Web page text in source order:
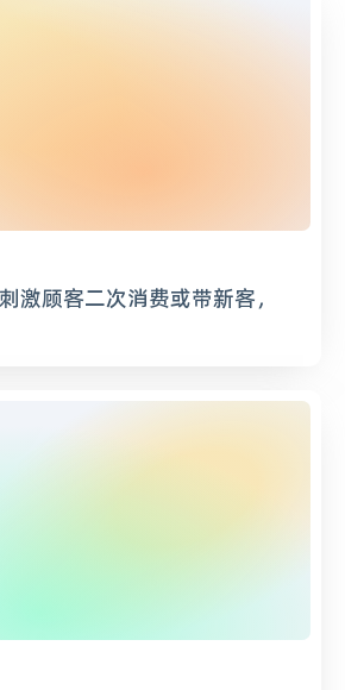
激顾客二次消费或带新客，